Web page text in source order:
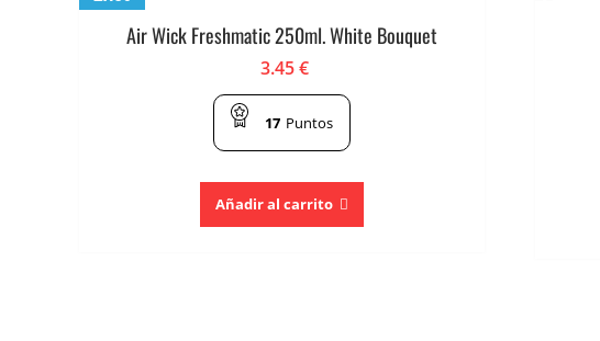
Air Wick Freshmatic 250ml. White Bouquet
3.45€
17 Puntos
Añadir al carrito